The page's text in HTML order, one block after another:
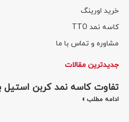
خرید اورینگ
کاسه نمد TTO
مشاوره و تماس با ما
جدیدترین مقالات
تفاوت کاسه نمد کربن استیل
ادامه مطلب »